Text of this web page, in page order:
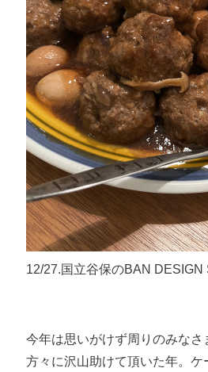
12/27.国立谷保のBAN DESIGN
今年は思いがけず周りのみな
方々に沢山助けて頂いた年。